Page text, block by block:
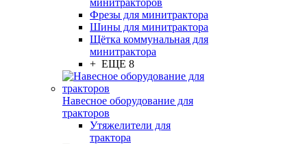
минитракторов
Фрезы для минитрактора
Шины для минитрактора
Щётка коммунальная для
минитрактора
+ ЕЩЕ 8
Навесное оборудование для
тракторов
Утяжелители для
трактора